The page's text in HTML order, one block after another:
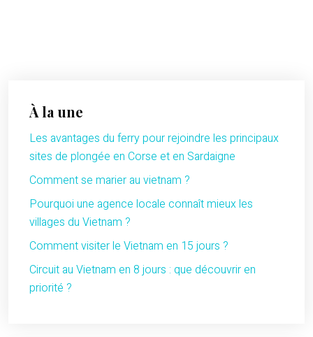
À la une
Les avantages du ferry pour rejoindre les principaux
sites de plongée en Corse et en Sardaigne
Comment se marier au vietnam ?
Pourquoi une agence locale connaît mieux les
villages du Vietnam ?
Comment visiter le Vietnam en 15 jours ?
Circuit au Vietnam en 8 jours : que découvrir en
priorité ?